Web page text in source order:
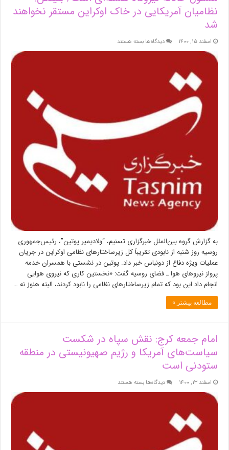
نظامیان آمریکایی در خاک اوکراین مستقر نخواهند
شد
اسفند ۱۵, ۱۴۰۰ دیدگاه‌هابرای
پوشش
حادثه
نیروگاه
هسته‌ای
نظامیان
آمریکایی
در
خاک
اوکراین
مستقر
بسته هستند
به گزارش گروه بین‌الملل خبرگزاری تسنیم، “ولادیمیر پوتین”، رئیس‌جمهوری
روسیه روز شنبه از نابودی تقریباً کل زیرساختارهای نظامی اوکراین در جریان
عملیات ویژه دفاع از دونباس خبر داد. پوتین در نشستی با همسران خدمه
پرواز نیروهای هوا ـ فضای روسیه گفت: «نخستین کاری که نیروی هوایی
انجام داد این بود که تمام زیرساختارهای نظامی را نابود کردند، البته هنوز نه …
مطالعه بیشتر »
امام جمعه کرج: نقش سپاه در شکست
سیاست‌های آمریکا و رژیم صهیونیستی در منطقه
ستودنی است
اسفند ۱۳, ۱۴۰۰ دیدگاه‌هابرای
امام
بسته هستند